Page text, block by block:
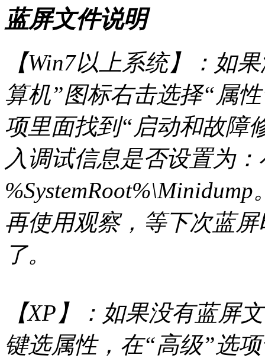
蓝屏文件说明
【Win7以上系统】：如
算机”图标右击选择“属
项里面找到“启动和故障
入调试信息是否设置为
再使用观察，等下次蓝
了。
【XP】：如果没有蓝屏
键选属性，在“高级”选